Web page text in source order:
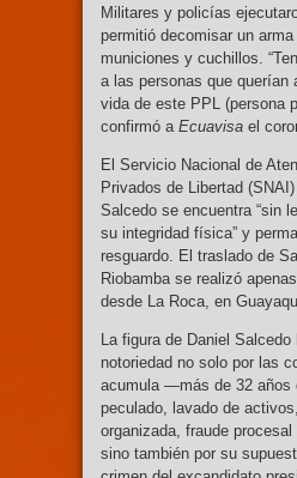
Militares y policías
permitió decomisar un arma
municiones y cuchillos.
a las personas que querían
vida de este PPL (persona
confirmó a Ecuavisa el
El Servicio Nacional de
Privados de Libertad
Salcedo se encuentra “sin
su integridad física” y
resguardo. El traslado de
Riobamba se realizó
desde La Roca, en
La figura de Daniel
notoriedad no solo por las
acumula —más de 32 años
peculado, lavado de
organizada, fraude
sino también por su